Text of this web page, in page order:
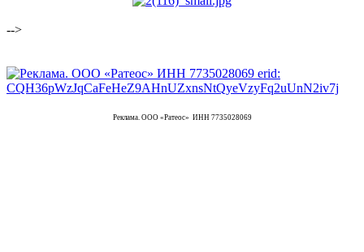
-->
Реклама. ООО «Ратеос» ИНН 7735028069